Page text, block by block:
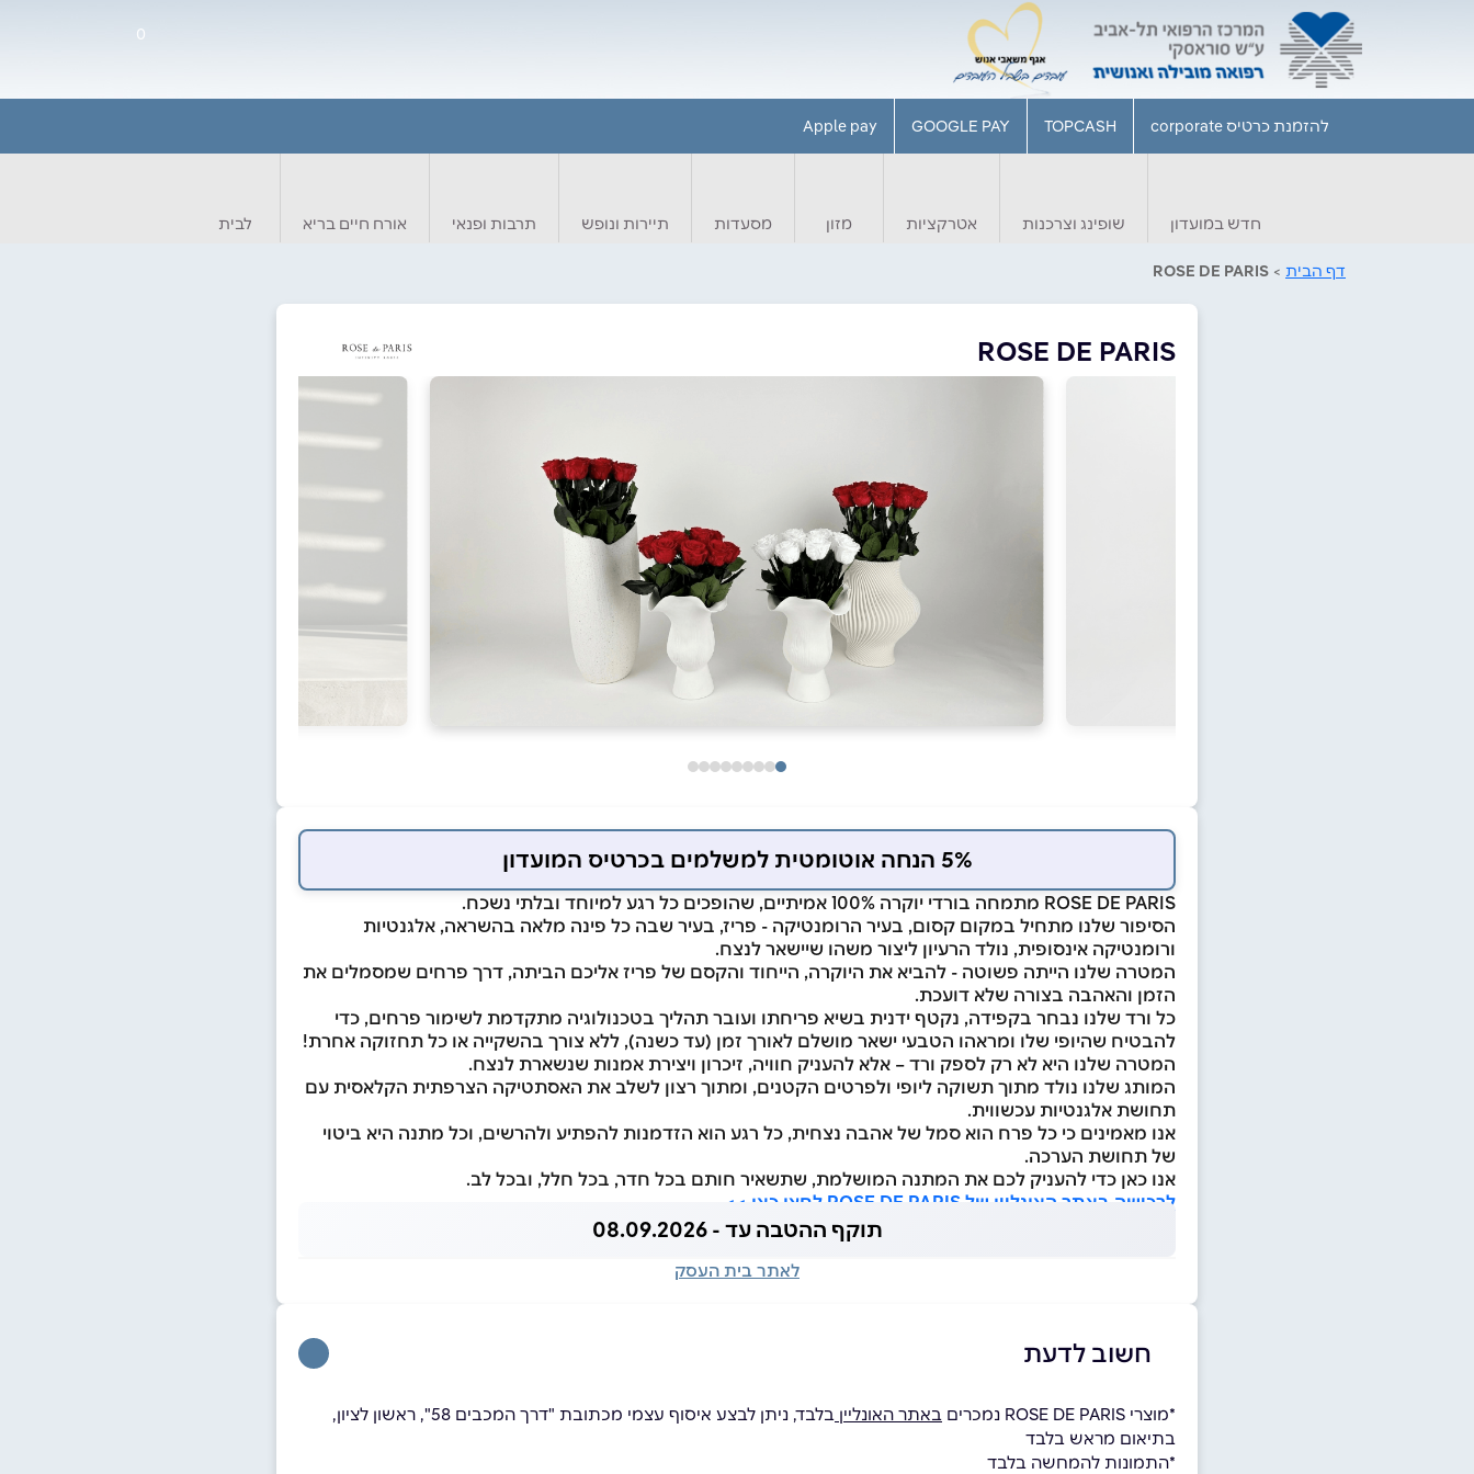
0
להזמנת כרטיס corporate TOPCASH
GOOGLE PAY
Apple pay
חדש במועדון שופינג וצרכנות אטרקציות מזון מסעדות תיירות ונופש תרבות ופנאי אורח חיים בריא לבית
דף הבית >
ROSE DE PARIS
ROSE DE PARIS
5% הנחה אוטומטית למשלמים בכרטיס המועדון
ROSE DE PARIS מתמחה בורדי יוקרה 100% אמיתיים, שהופכים כל רגע למיוחד ובלתי נשכח.
הסיפור שלנו מתחיל במקום קסום, בעיר הרומנטיקה - פריז, בעיר שבה כל פינה מלאה בהשראה, אלגנטיות
ורומנטיקה אינסופית, נולד הרעיון ליצור משהו שיישאר לנצח.
המטרה שלנו הייתה פשוטה - להביא את היוקרה, הייחוד והקסם של פריז אליכם הביתה, דרך פרחים שמסמלים את
הזמן והאהבה בצורה שלא דועכת.
כל ורד שלנו נבחר בקפידה, נקטף ידנית בשיא פריחתו ועובר תהליך בטכנולוגיה מתקדמת לשימור פרחים, כדי
להבטיח שהיופי שלו ומראהו הטבעי ישאר מושלם לאורך זמן (עד כשנה), ללא צורך בהשקייה או כל תחזוקה אחרת!
המטרה שלנו היא לא רק לספק ורד – אלא להעניק חוויה, זיכרון ויצירת אמנות שנשארת לנצח.
המותג שלנו נולד מתוך תשוקה ליופי ולפרטים הקטנים, ומתוך רצון לשלב את האסתטיקה הצרפתית הקלאסית עם
תחושת אלגנטיות עכשווית.
אנו מאמינים כי כל פרח הוא סמל של אהבה נצחית, כל רגע הוא הזדמנות להפתיע ולהרשים, וכל מתנה היא ביטוי
של תחושת הערכה.
אנו כאן כדי להעניק לכם את המתנה המושלמת, שתשאיר חותם בכל חדר, בכל חלל, ובכל לב.
לרכישה באתר האונליין של ROSE DE PARIS לחצו כאן >>
תוקף ההטבה עד - 08.09.2026
לאתר בית העסק
חשוב לדעת
*מוצרי ROSE DE PARIS נמכרים באתר האונליין
בלבד, ניתן לבצע איסוף עצמי מכתובת "דרך המכבים 58", ראשון לציון,
בתיאום מראש בלבד
*התמונות להמחשה בלבד